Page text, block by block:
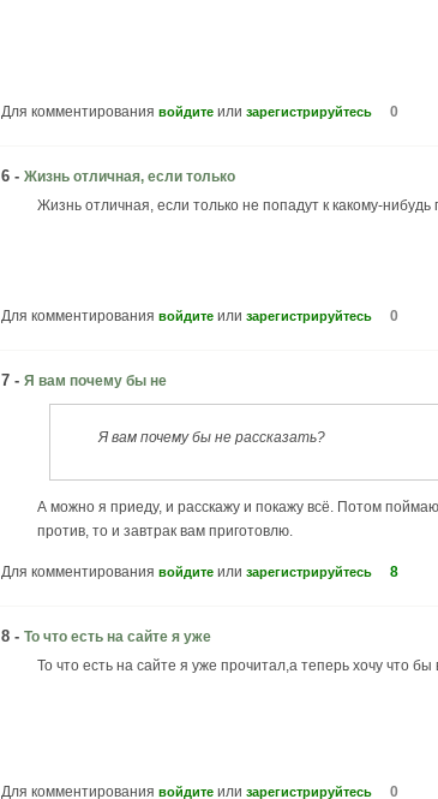
Для комментирования войдите или зарегистрируйтесь 0
6 - Жизнь отличная, если только
Жизнь отличная, если только не попадут к какому-
Для комментирования войдите или зарегистрируйтесь 0
7 - Я вам почему бы не
Я вам почему бы не рассказать?
А можно я приеду, и расскажу и покажу всё. Потом
против, то и завтрак вам приготовлю.
Для комментирования войдите или зарегистрируйтесь 8
8 - То что есть на сайте я уже
То что есть на сайте я уже прочитал,а теперь хочу что
Для комментирования войдите или зарегистрируйтесь 0